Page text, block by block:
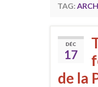
TAG:
DÉC
17
de la